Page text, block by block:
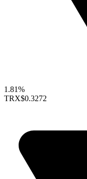
1.81%
TRX$0.3272